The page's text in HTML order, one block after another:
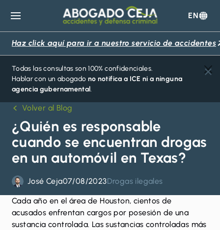
Abogado
Ceja
EN
Haz click aquí para ir a nuestro servicio de accidentes
Todas las consultas son 100% confidenciales.
Hablar con un abogado no notifica a ICE ni a ninguna
agencia gubernamental.
Volver al Blog
¿Quién es responsable
cuando se encuentran drogas
en un automóvil en Texas?
José Ceja07/08/2023Drogas ilegales
Cada año en el área de Houston, cientos de
acusados enfrentan cargos por posesión de una
sustancia controlada. Las sustancias controladas más